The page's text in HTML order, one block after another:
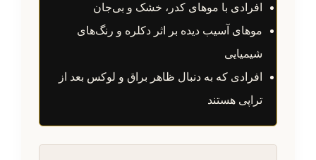
افرادی با موهای کدر، خشک و بی‌جان
موهای آسیب دیده بر اثر دکلره و رنگ‌های
شیمیایی
افرادی که به دنبال ظاهر براق و لوکس بعد از
تراپی هستند